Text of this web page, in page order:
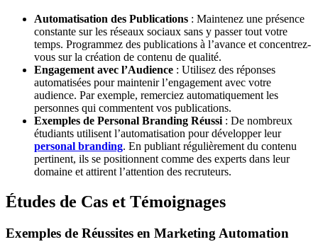
Automatisation des Publications : Maintenez une présence
constante sur les réseaux sociaux sans y passer tout votre
temps. Programmez des publications à l’avance et concentrez-
vous sur la création de contenu de qualité.
Engagement avec l’Audience : Utilisez des réponses
automatisées pour maintenir l’engagement avec votre
audience. Par exemple, remerciez automatiquement les
personnes qui commentent vos publications.
Exemples de Personal Branding Réussi : De nombreux
étudiants utilisent l’automatisation pour développer leur
personal branding. En publiant régulièrement du contenu
pertinent, ils se positionnent comme des experts dans leur
domaine et attirent l’attention des recruteurs.
Études de Cas et Témoignages
Exemples de Réussites en Marketing Automation